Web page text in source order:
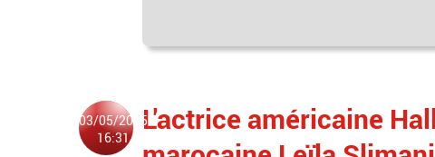
03/05/2025
16:31
L'actrice américaine